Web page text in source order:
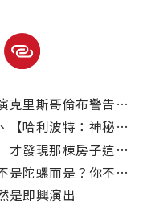
警告會是「巨大的錯誤」！
神秘的魔法石】導演經驗談
現那棟房子這麼貴！
你不知道的電影有趣小細節
是即興演出